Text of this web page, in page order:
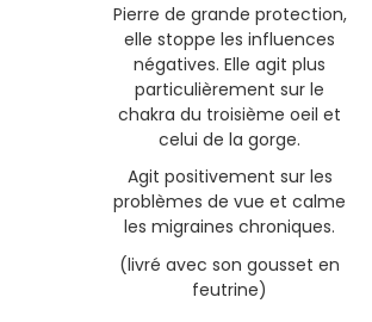
Pierre de grande protection,
elle stoppe les influences
négatives. Elle agit plus
particulièrement sur le
chakra du troisième oeil et
celui de la gorge.
Agit positivement sur les
problèmes de vue et calme
les migraines chroniques.
(livré avec son gousset en
feutrine)